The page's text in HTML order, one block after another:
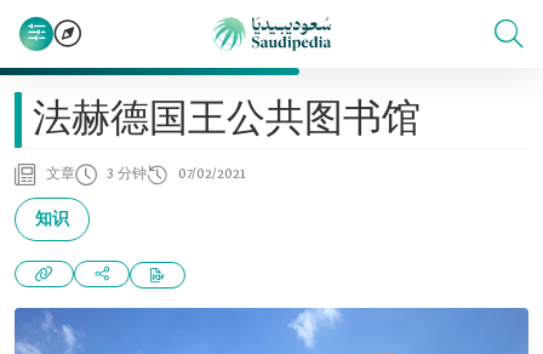
法赫德国王公共图书馆
文章 3 分钟 07/02/2021
知识